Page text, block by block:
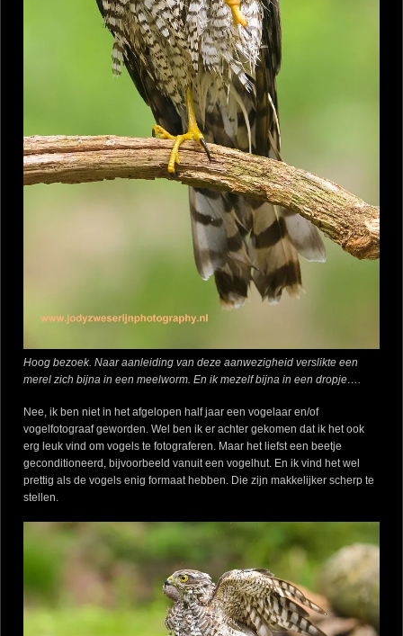
Hoog bezoek. Naar aanleiding van deze aanwezigheid verslikte een
merel zich bijna in een meelworm. En ik mezelf bijna in een dropje….
Nee, ik ben niet in het afgelopen half jaar een vogelaar en/of
vogelfotograaf geworden. Wel ben ik er achter gekomen dat ik het ook
erg leuk vind om vogels te fotograferen. Maar het liefst een beetje
geconditioneerd, bijvoorbeeld vanuit een vogelhut. En ik vind het wel
prettig als de vogels enig formaat hebben. Die zijn makkelijker scherp te
stellen.